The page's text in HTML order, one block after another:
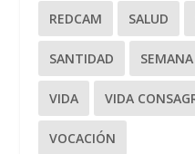
REDCAM SALUD
SANTIDAD
VIDA VIDA
VOCACIÓN